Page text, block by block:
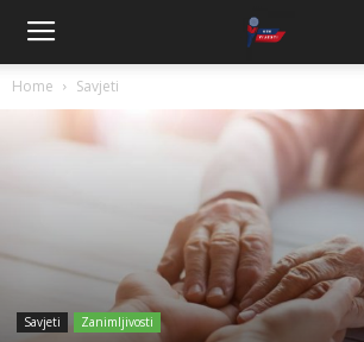
Home Savjeti
Savjeti Zanimljivosti